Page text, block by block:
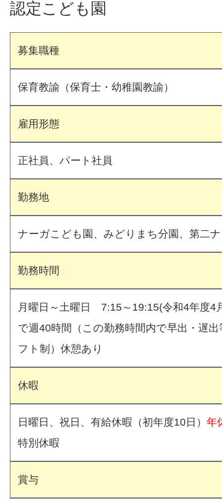
認定こども園
募集職種
保育教諭（保育士・幼稚園教諭）
雇用形態
正社員、パート社員
勤務地
ナーガこども園、みどりまち分園、第二
勤務時間
月曜日～土曜日 7:15～19:15(令和4年度4
で週40時間（この勤務時間内で早出・遅
フト制）休憩あり
休暇
日曜日、祝日、有給休暇（初年度10日） 年
特別休暇
賞与